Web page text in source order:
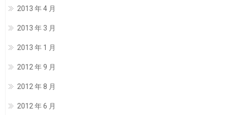
2013 年 4 月
2013 年 3 月
2013 年 1 月
2012 年 9 月
2012 年 8 月
2012 年 6 月